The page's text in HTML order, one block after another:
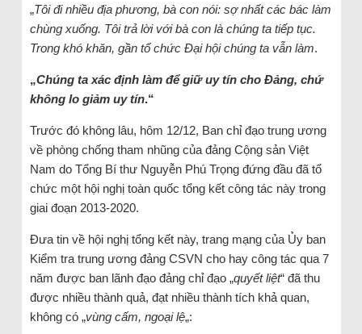
„Tôi đi nhiều địa phương, bà con nói: sợ nhất các bác làm
chùng xuống. Tôi trả lời với bà con là chúng ta tiếp tục.
Trong khó khăn, gần tổ chức Đại hội chúng ta vẫn làm.
„Chúng ta xác định làm để giữ uy tín cho Đảng, chứ
không lo giảm uy tín.“
Trước đó không lâu, hôm 12/12, Ban chỉ đạo trung ương
về phòng chống tham nhũng của đảng Cộng sản Việt
Nam do Tổng Bí thư Nguyễn Phú Trọng đứng đầu đã tổ
chức một hội nghị toàn quốc tổng kết công tác này trong
giai đoạn 2013-2020.
Đưa tin về hội nghị tổng kết này, trang mạng của Ủy ban
Kiểm tra trung ương đảng CSVN cho hay công tác qua 7
năm được ban lãnh đạo đảng chỉ đạo „quyết liệt“ đã thu
được nhiều thành quả, đạt nhiều thành tích khả quan,
không có „vùng cấm, ngoại lệ„: